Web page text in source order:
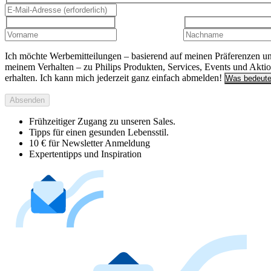
Ich möchte Werbemitteilungen – basierend auf meinen Präferenzen
meinem Verhalten – zu Philips Produkten, Services, Events und
erhalten. Ich kann mich jederzeit ganz einfach abmelden! Was
Absenden
Frühzeitiger Zugang zu unseren Sales.
Tipps für einen gesunden Lebensstil.
10 € für Newsletter Anmeldung
Expertentipps und Inspiration